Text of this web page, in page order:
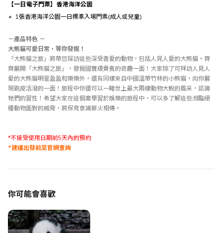
【一日電子門票】香港海洋公園
1張香港海洋公園一日標準入場門票(成人或兒童)
－產品特色 －
大熊貓可愛日常，等你發掘！
「大熊貓之旅」將帶您探訪這些深受喜愛的動物，包括人見人愛的大熊貓。齊
齊展開「大熊貓之旅」，發掘國寶級貴賓的奇趣一面！大家除了可拜訪人見人
愛的大熊貓明星盈盈和樂樂外，還有同樣來自中國溫帶竹林的小熊貓，向你展
現跳皮活潑的一面！旅程中你還可以一睹世上最大兩棲動物大鯢的風采，認識
牠們的習性！希望大家在這個寓學習於娛樂的旅程中，可以多了解這些瀕臨絕
種動物面對的威脅，將保育意識薪火相傳。
*不接受使用日期前5天內的預約
*建議出發前至官網查詢
你可能會喜歡